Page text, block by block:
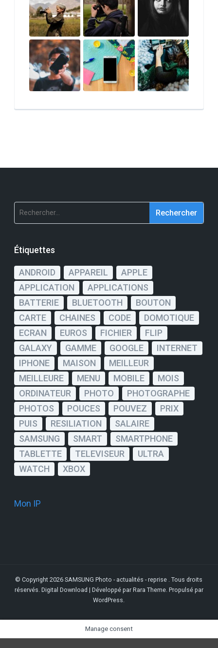
Rechercher :
Étiquettes
ANDROID APPAREIL
APPLE
APPLICATION
APPLICATIONS
BATTERIE
BLUETOOTH
BOUTON
CARTE
CHAINES CODE
DOMOTIQUE
ECRAN
EUROS FICHIER
FLIP
GALAXY
GAMME GOOGLE
INTERNET
IPHONE
MAISON
MEILLEUR
MEILLEURE
MENU MOBILE
MOIS
ORDINATEUR
PHOTO
PHOTOGRAPHE
PHOTOS
POUCES POUVEZ
PRIX
PUIS
RESILIATION
SALAIRE
SAMSUNG
SMART
SMARTPHONE
TABLETTE
TELEVISEUR
ULTRA
WATCH
XBOX
Mon IP
© Copyright 2026SAMSUNG Photo - actualités - reprise . Tous droits
réservés. Digital Download | Développé par Rara Theme . Propulsé par
WordPress
Manage consent